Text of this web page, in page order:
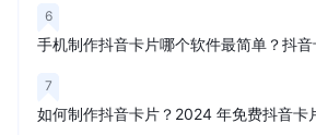
6
手机制作抖音卡片哪个软件最简单？抖
7
如何制作抖音卡片？2024 年免费抖音卡